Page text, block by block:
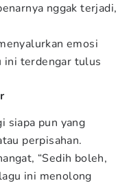
nggak terjadi,
emosi
ini terdengar tulus
siapa pun yang
perpisahan.
“Sedih boleh,
ini menolong